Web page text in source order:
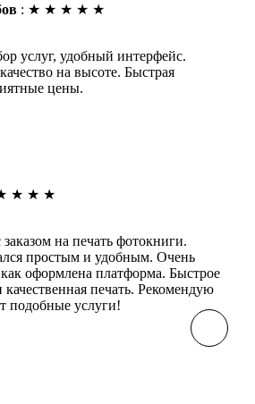
: ★ ★ ★ ★ ★
услуг, удобный интерфейс.
на высоте. Быстрая
цены.
★ ★ ★
на печать фотокниги.
простым и удобным. Очень
оформлена платформа. Быстрое
печать. Рекомендую
подобные услуги!